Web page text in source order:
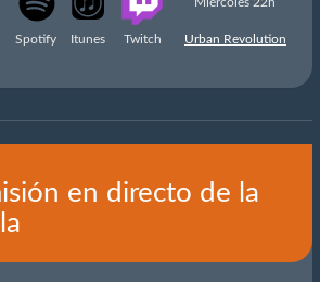
Spotify Itunes Twitch Urban Revolution
en directo de la